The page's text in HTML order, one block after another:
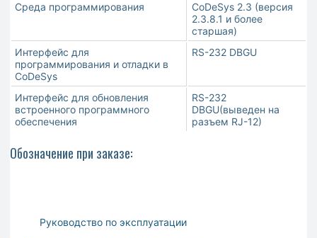
Среда программирования
CoDeSys 2.3 (версия
2.3.8.1 и более
старшая)
Интерфейс для
программирования и отладки в
CoDeSys
RS-232 DBGU
Интерфейс для обновления
встроенного программного
обеспечения
RS-232
DBGU(выведен на
разъем RJ-12)
Обозначение при заказе:
Руководство по эксплуатации